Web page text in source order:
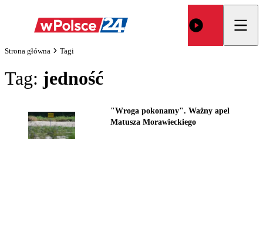
Strona główna Tagi
Tag: jedność
"Wroga pokonamy". Ważny apel
Matusza Morawieckiego